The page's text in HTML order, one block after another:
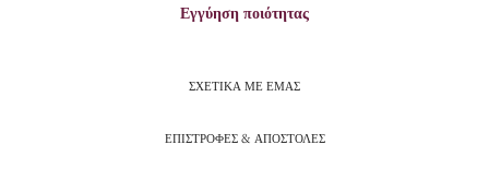
Εγγύηση ποιότητας
ΣΧΕΤΙΚΑ ΜΕ ΕΜΑΣ
ΕΠΙΣΤΡΟΦΕΣ & ΑΠΟΣΤΟΛΕΣ